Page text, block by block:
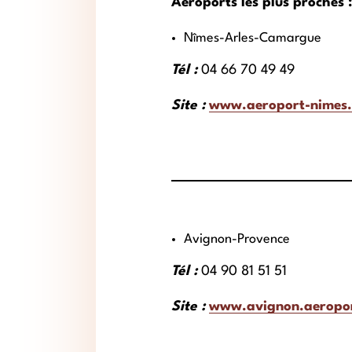
Aéroports les plus proches :
Nîmes-Arles-Camargue
Tél :04 66 70 49 49
Site :www.aeroport-
Avignon-Provence
Tél :04 90 81 51 51
Site :